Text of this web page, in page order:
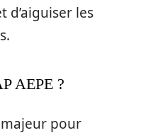
d’aiguiser les
AEPE ?
pour